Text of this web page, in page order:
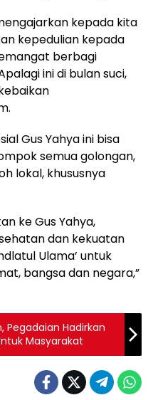
kepada kita
kepedulian kepada
berbagi
ini di bulan suci,
Gus Yahya ini bisa
semua golongan,
lokal, khususnya
ke Gus Yahya,
dan kekuatan
Ulama’ untuk
bangsa dan negara,”
Pegadaian Hadirkan
Masyarakat